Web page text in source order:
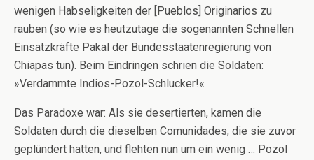
wenigen Habseligkeiten der [Pueblos] Originarios zu
rauben (so wie es heutzutage die sogenannten Schnellen
Einsatzkräfte Pakal der Bundesstaatenregierung von
Chiapas tun). Beim Eindringen schrien die Soldaten:
»Verdammte Indios-Pozol-Schlucker!«
Das Paradoxe war: Als sie desertierten, kamen die
Soldaten durch die dieselben Comunidades, die sie zuvor
geplündert hatten, und flehten nun um ein wenig … Pozol